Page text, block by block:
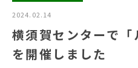
2024.02.14
横須賀センターで「
を開催しました